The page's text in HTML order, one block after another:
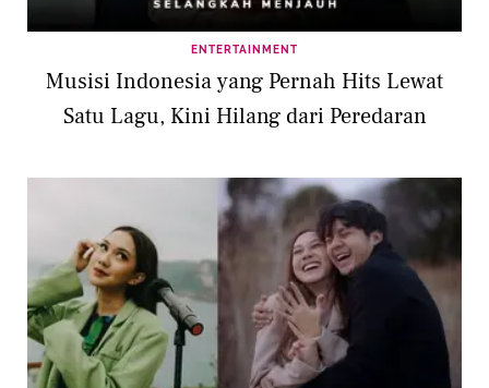
ENTERTAINMENT
Musisi Indonesia yang Pernah Hits Lewat
Satu Lagu, Kini Hilang dari Peredaran